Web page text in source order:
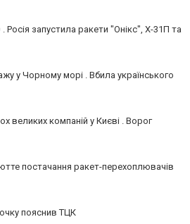
запустила ракети "Онікс", Х-31П та
у Чорному морі . Вбила українського
великих компаній у Києві . Ворог
постачання ракет-перехоплювачів
пояснив ТЦК